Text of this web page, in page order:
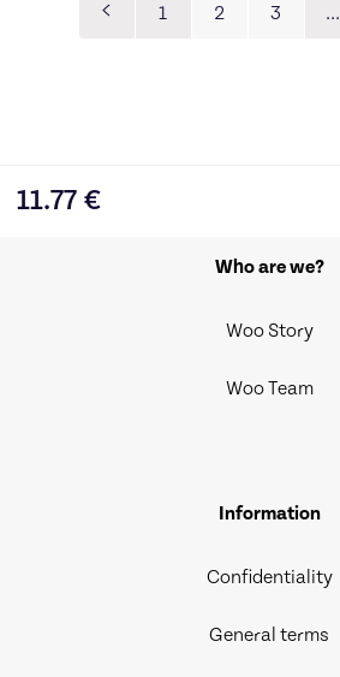
1 2 3 …
11.77 €
Who are we?
Woo Story
Woo Team
Information
Confidentiality
General terms